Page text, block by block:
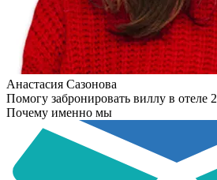
Анастасия Сазонова
Помогу забронировать виллу в отеле 2
Почему именно мы